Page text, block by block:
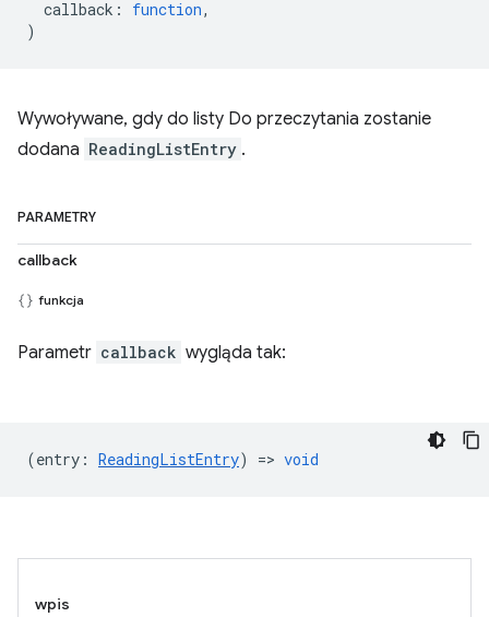
callback : function,
)
Wywoływane, gdy do listy Do przeczytania zostanie
dodana ReadingListEntry .
PARAMETRY
callback
funkcja
Parametr callback wygląda tak:
(entry : ReadingListEntry) => void
wpis